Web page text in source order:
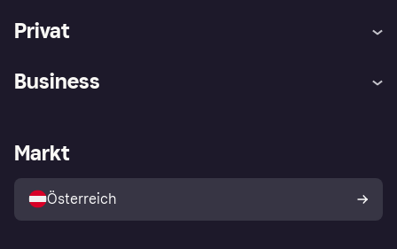
Privat
Shops entdecken
Business
Händlerportal
Markt
Österreich